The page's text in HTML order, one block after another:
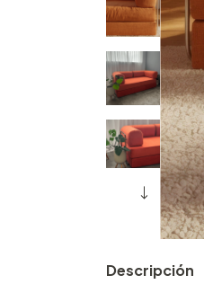
Descripción